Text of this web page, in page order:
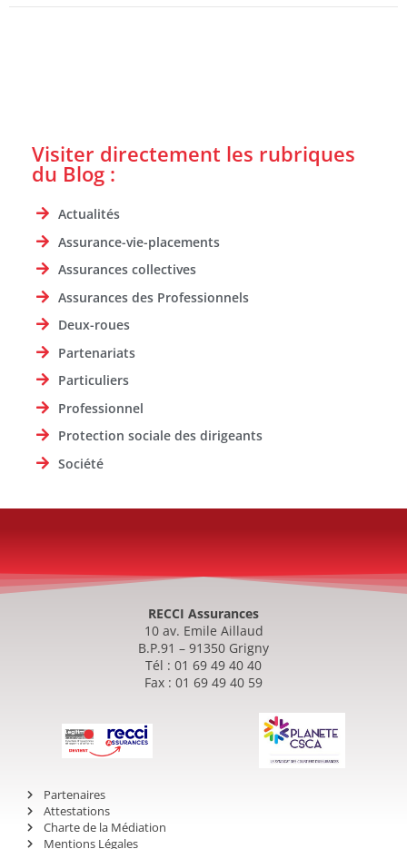
Visiter directement les rubriques
du Blog :
Actualités
Assurance-vie-placements
Assurances collectives
Assurances des Professionnels
Deux-roues
Partenariats
Particuliers
Professionnel
Protection sociale des dirigeants
Société
RECCI Assurances
10 av. Emile Aillaud
B.P.91 – 91350 Grigny
Tél : 01 69 49 40 40
Fax : 01 69 49 40 59
Partenaires
Attestations
Charte de la Médiation
Mentions Légales